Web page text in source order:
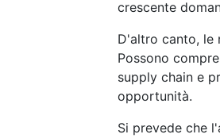
crescente
D'altro canto, le
Possono
supply chain e
opportunità.
Si prevede che